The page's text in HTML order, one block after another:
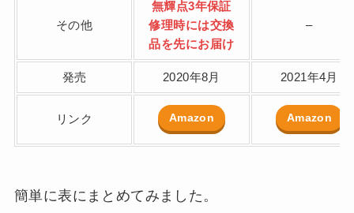
その他
無輝点3年保証
修理時には交換
品を先にお届け
–
発売 2020年8月 2021年4月
リンク Amazon Amazon
簡単に表にまとめてみました。